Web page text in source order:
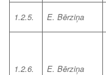
1.2.5. E. Bērziņa
1.2.6. E. Bērziņa